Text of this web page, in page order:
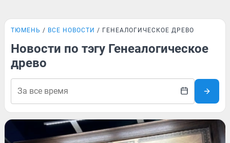
ТЮМЕНЬ ВСЕ НОВОСТИ ГЕНЕАЛОГИЧЕСКОЕ ДРЕВО
Новости по тэгу Генеалогическое
древо